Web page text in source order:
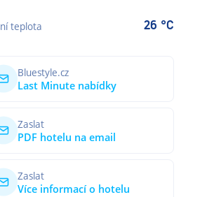
teplota 26 °C
Bluestyle.cz
Last Minute nabídky
Zaslat
PDF hotelu na email
Zaslat
Více informací o hotelu